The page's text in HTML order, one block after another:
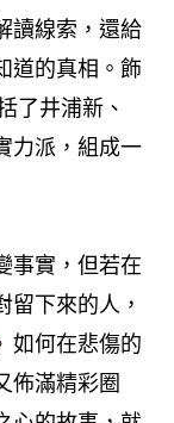
讀線索，還給
道的真相。飾
了井浦新、
力派，組成一
事實，但若在
留下來的人，
如何在悲傷的
佈滿精彩圈